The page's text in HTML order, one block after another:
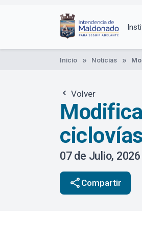
Inicio Noticias
Volver
barrios
07 de Julio, 2026
share Compartir